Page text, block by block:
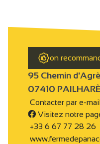
on
95 Chemin
07410
Contacter par e-
Visitez notre
+33 6 67 77 28 26